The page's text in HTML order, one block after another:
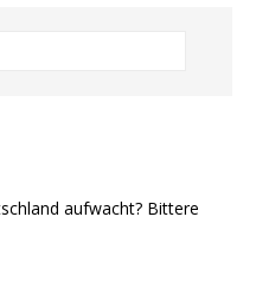
aufwacht? Bittere